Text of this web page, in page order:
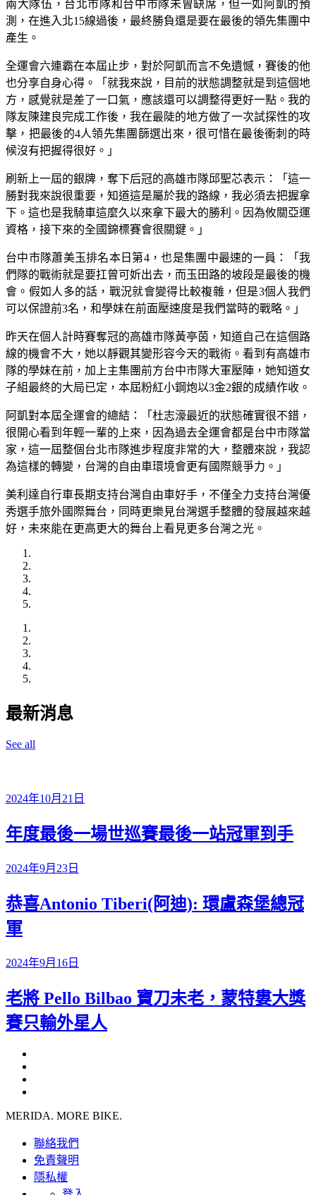
兩大隊伍，台北市隊和台中市隊未曾缺席，但一如阿凱的預
測，在進入北15線過後，最終勝負還是要在最後的領先集團中
產生。
全運會六連霸在本屆止步，對於阿凱而言不免遺憾，賽後的他
也分享自身心得。「就我來說，目前的狀態調整就是到這個地
方，感覺就是差了一口氣，應該還可以調整得更好一點。我的
隊友陳建良完成工作後，我在最陡的地方做了一次試探性的攻
擊，把最後的4人領先集團篩選出來，很可惜在最後衝刺的時
候沒有把握得很好。」
刷新上一屆的銀牌，奪下后冠的高雄市隊邱聖芯表示：「這一
勝對我來說很重要，知道這是屬於我的路線，我必須去把握拿
下。這也是我騎車這麼久以來拿下最大的勝利。因為攸關亞運
資格，接下來的全國錦標賽會很關鍵。」
台中市隊蕭美玉排名本日第4，也是集團中最速的一員：「我
們隊的戰術就是要扛曾可妡出去，而玉田路的坡段是最後的機
會。假如人多的話，戰況就會變得比較複雜，但是3個人我們
可以保證前3名，和學妹在前面壓速度是我們當時的戰略。」
昨天在個人計時賽奪冠的高雄市隊黃亭茵，知道自己在這個路
線的機會不大，她以靜觀其變形容今天的戰術。看到有高雄市
隊的學妹在前，加上主集團前方台中市隊大軍壓陣，她知道女
子組最終的大局已定，本屆粉紅小鋼炮以3金2銀的成績作收。
阿凱對本屆全運會的總結：「杜志濠最近的狀態確實很不錯，
很開心看到年輕一輩的上來，因為過去全運會都是台中市隊當
家，這一屆整個台北市隊進步程度非常的大，整體來說，我認
為這樣的轉變，台灣的自由車環境會更有國際競爭力。」
美利達自行車長期支持台灣自由車好手，不僅全力支持台灣優
秀選手旅外國際舞台，同時更樂見台灣選手整體的發展越來越
好，未來能在更高更大的舞台上看見更多台灣之光。
最新消息
See all
2024年10月21日
年度最後一場世巡賽最後一站冠軍到手
2024年9月23日
恭喜Antonio Tiberi(阿迪): 環盧森堡總冠
軍
2024年9月16日
老將 Pello Bilbao 寶刀未老，蒙特婁大獎
賽只輸外星人
MERIDA. MORE BIKE.
聯絡我們
免責聲明
隱私權